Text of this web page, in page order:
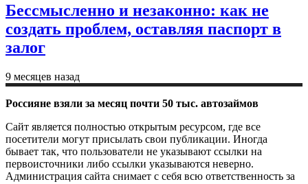
Бессмысленно и незаконно: как не
создать проблем, оставляя паспорт в
залог
9 месяцев назад
Россияне взяли за месяц почти 50 тыс. автозаймов
Сайт является полностью открытым ресурсом, где все
посетители могут присылать свои публикации. Иногда
бывает так, что пользователи не указывают ссылки на
первоисточники либо ссылки указываются неверно.
Администрация сайта снимает с себя всю ответственность за